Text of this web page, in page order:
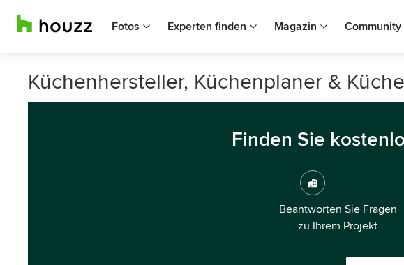
Fotos Experten finden Magazin Community
Küchenhersteller, Küchenplaner &
Finden Sie
Beantworten Sie Fragen
zu Ihrem Projekt